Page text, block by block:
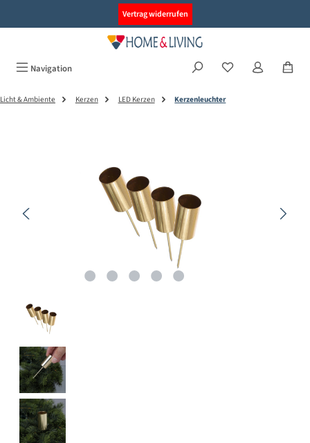
Vertrag widerrufen
Navigation
Licht & Ambiente Kerzen LED Kerzen Kerzenleuchter